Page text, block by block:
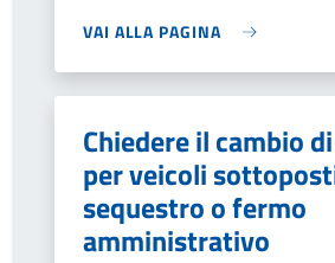
VAI ALLA PAGINA
Chiedere il cambio
per veicoli
sequestro o fermo
amministrativo